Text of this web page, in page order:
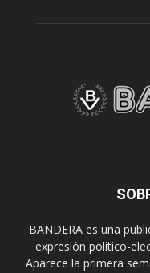
BANDERA es una
expresión político-
Aparece la primera